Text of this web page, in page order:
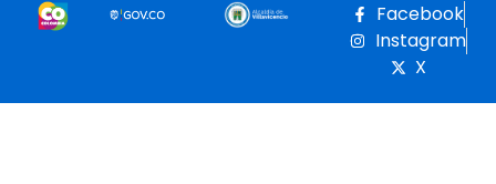
Facebook
Instagram
X